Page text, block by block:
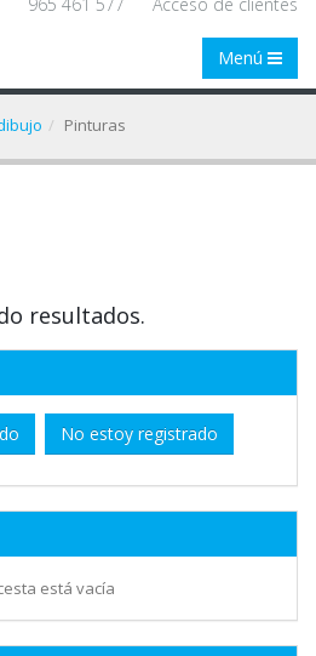
965 461 577 Acceso de clientes
Menú
Pinturas
resultados.
No estoy registrado
está vacía